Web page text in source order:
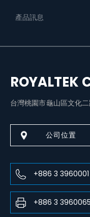
產品訊息
ROYALTEK
台灣桃園市龜山區文化
公司位置
+886 3 3960001
+886 3 3960065